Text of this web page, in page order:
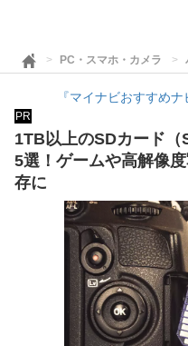
PC・スマホ・カメラ
『マイナビおすすめ
PR
1TB以上のSDカード
5選！ゲームや高解像
存に